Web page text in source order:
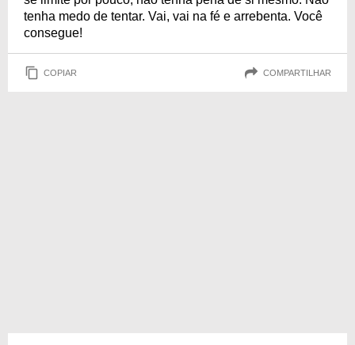
tenha medo de tentar. Vai, vai na fé e arrebenta. Você
consegue!
COPIAR COMPARTILHAR